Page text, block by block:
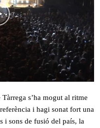
s’ha mogut al ritme
i hagi sonat fort una
i sons de fusió del país, la